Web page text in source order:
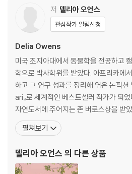
n she yearns to be touched and
rom town become intrigued by her
self to a new life--until the
Where the Crawdads Sing is at
atural world, a heartbreaking
rising tale of possible murder.
orever shaped by the children we
all subject to the beautiful and
저 델리아 오언스
관심작가 알림신청
Delia Owens
미국 조지아대에서 동물학을 전공하고
학으로 박사학위를 받았다. 아프리카에
하고 그 연구 성과를 정리해 엮은 논픽
ari』로 세계적인 베스트셀러 작가가 되
자연도서에 주어지는 존 버로스상을 받았
널 오브 에콜로지」, 「인터내셔널 와일드
술지에 글을 실었다. 현재 아이다호에 살
『가재가 노래하는 곳』은 출간 후 미국 서점
펼쳐보기
델리아 오언스 의 다른 상품